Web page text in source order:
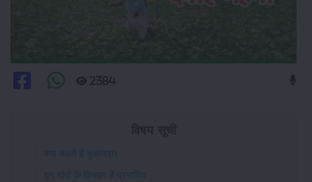
2384
क्या कहते हैं दुकानदार
इन गांवों के किसान हैं प्रभावित